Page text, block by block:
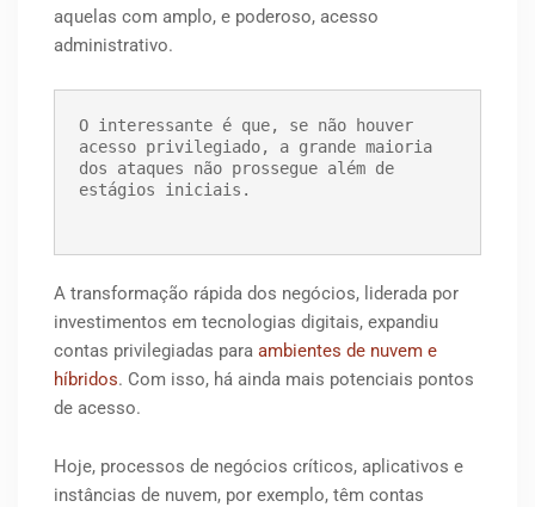
aquelas com amplo, e poderoso, acesso
administrativo.
O interessante é que, se não houver
acesso privilegiado, a grande maioria
dos ataques não prossegue além de
estágios iniciais.
A transformação rápida dos negócios, liderada por
investimentos em tecnologias digitais, expandiu
contas privilegiadas para ambientes de nuvem e
híbridos. Com isso, há ainda mais potenciais pontos
de acesso.
Hoje, processos de negócios críticos, aplicativos e
instâncias de nuvem, por exemplo, têm contas